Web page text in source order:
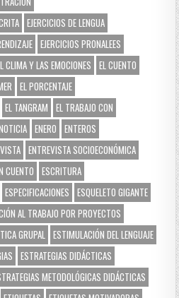
EJERCICIOS DE LENGUA
EJERCICIOS PRONALEES
CLIMA Y LAS EMOCIONES
EL CUENTO
EL PORCENTAJE
EL TANGRAM
EL TRABAJO CON
ENERO
ENTEROS
ENTREVISTA SOCIOECONÓMICA
CUENTO
ESCRITURA
ESPECIFICACIONES
ESQUELETO GIGANTE
AL TRABAJO POR PROYECTOS
GRUPAL ESTIMULACIÓN DEL LENGUAJE
ESTRATEGIAS DIDÁCTICAS
METODOLÓGICAS DIDÁCTICAS